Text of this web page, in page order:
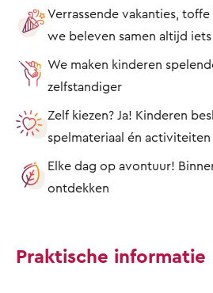
Verrassende vakanties,
we beleven samen altijd
We maken kinderen
zelfstandiger
Zelf kiezen? Ja! Kinderen
spelmateriaal én activiteiten
Elke dag op avontuur!
ontdekken
Praktische informatie